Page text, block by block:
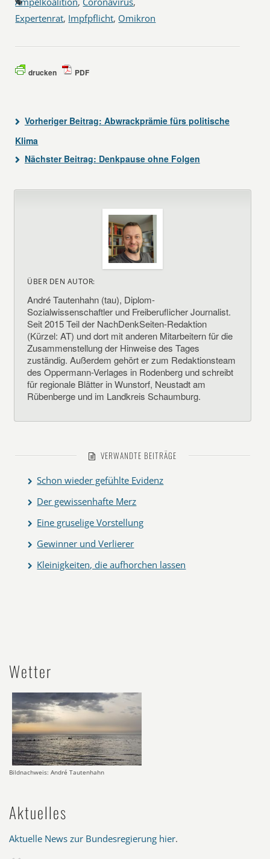
Expertenrat, Impfpflicht, Omikron
drucken PDF
Vorheriger Beitrag: Abwrackprämie fürs politische
Klima
Nächster Beitrag: Denkpause ohne Folgen
ÜBER DEN AUTOR:
André Tautenhahn (tau), Diplom-
Sozialwissenschaftler und Freiberuflicher Journalist.
Seit 2015 Teil der NachDenkSeiten-Redaktion
(Kürzel: AT) und dort mit anderen Mitarbeitern für die
Zusammenstellung der Hinweise des Tages
zuständig. Außerdem gehört er zum Redaktionsteam
des Oppermann-Verlages in Rodenberg und schreibt
für regionale Blätter in Wunstorf, Neustadt am
Rübenberge und im Landkreis Schaumburg.
VERWANDTE BEITRÄGE
Schon wieder gefühlte Evidenz
Der gewissenhafte Merz
Eine gruselige Vorstellung
Gewinner und Verlierer
Kleinigkeiten, die aufhorchen lassen
Wetter
Bildnachweis: André Tautenhahn
Aktuelles
Aktuelle News zur Bundesregierung hier.